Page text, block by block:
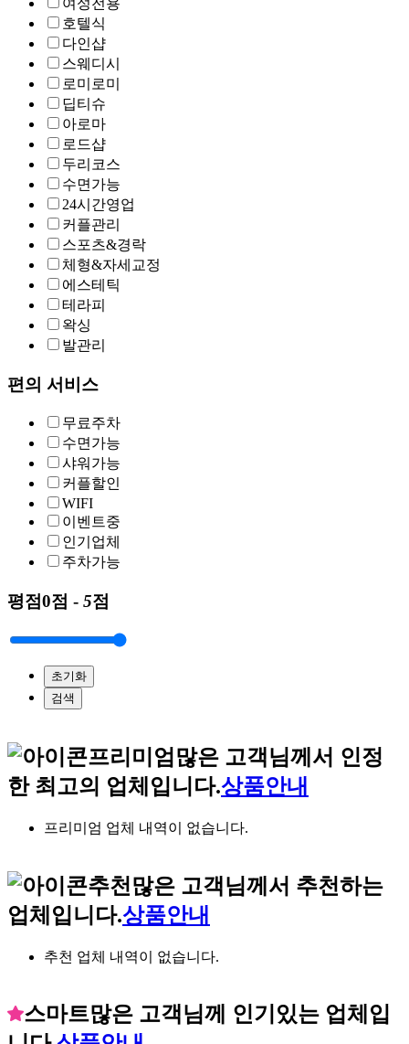
여성전용
호텔식
다인샵
스웨디시
로미로미
딥티슈
아로마
로드샵
두리코스
수면가능
24시간영업
커플관리
스포츠&경락
체형&자세교정
에스테틱
테라피
왁싱
발관리
편의 서비스
무료주차
수면가능
샤워가능
커플할인
WIFI
이벤트중
인기업체
주차가능
평점0점 - 5점
초기화
검색
프리미엄 많은 고객님께서 인정
한 최고의 업체입니다.상품안내
프리미엄 업체 내역이 없습니다.
추천많은 고객님께서 추천하는
업체입니다.상품안내
추천 업체 내역이 없습니다.
스마트많은 고객님께 인기있는 업체입